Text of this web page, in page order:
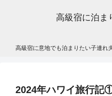
高級宿に泊ま
高級宿に意地でも泊まりたい子連れ
2024年ハワイ旅行記